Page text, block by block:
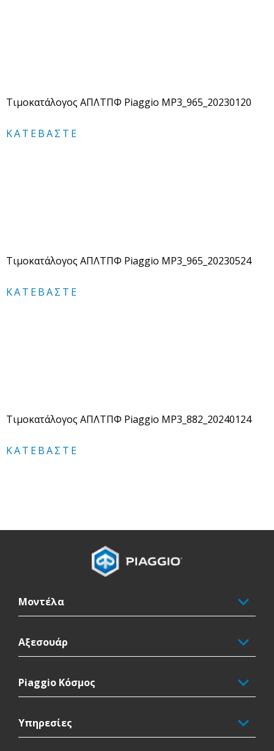
Τιμοκατάλογος ΑΠΛΤΠΦ Piaggio MP3_965_20230120
ΚΑΤΕΒΆΣΤΕ
Τιμοκατάλογος ΑΠΛΤΠΦ Piaggio MP3_965_20230524
ΚΑΤΕΒΆΣΤΕ
Τιμοκατάλογος ΑΠΛΤΠΦ Piaggio MP3_882_20240124
ΚΑΤΕΒΆΣΤΕ
Μοντέλα
Αξεσουάρ
Piaggio Κόσμος
Υπηρεσίες